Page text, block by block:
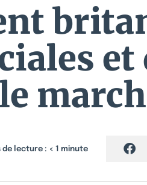
de lecture : < 1 minute